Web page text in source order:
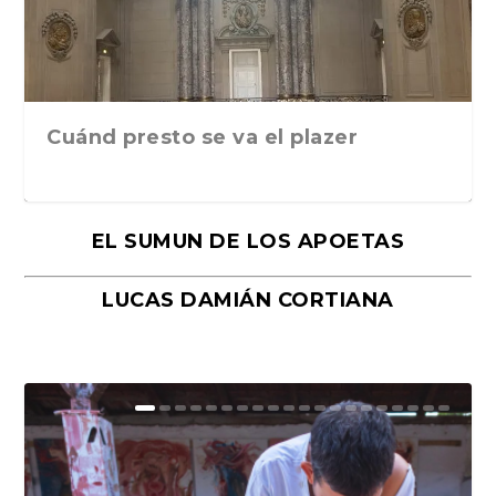
Cuánd presto se va el plazer
EL SUMUN DE LOS APOETAS
LUCAS DAMIÁN CORTIANA